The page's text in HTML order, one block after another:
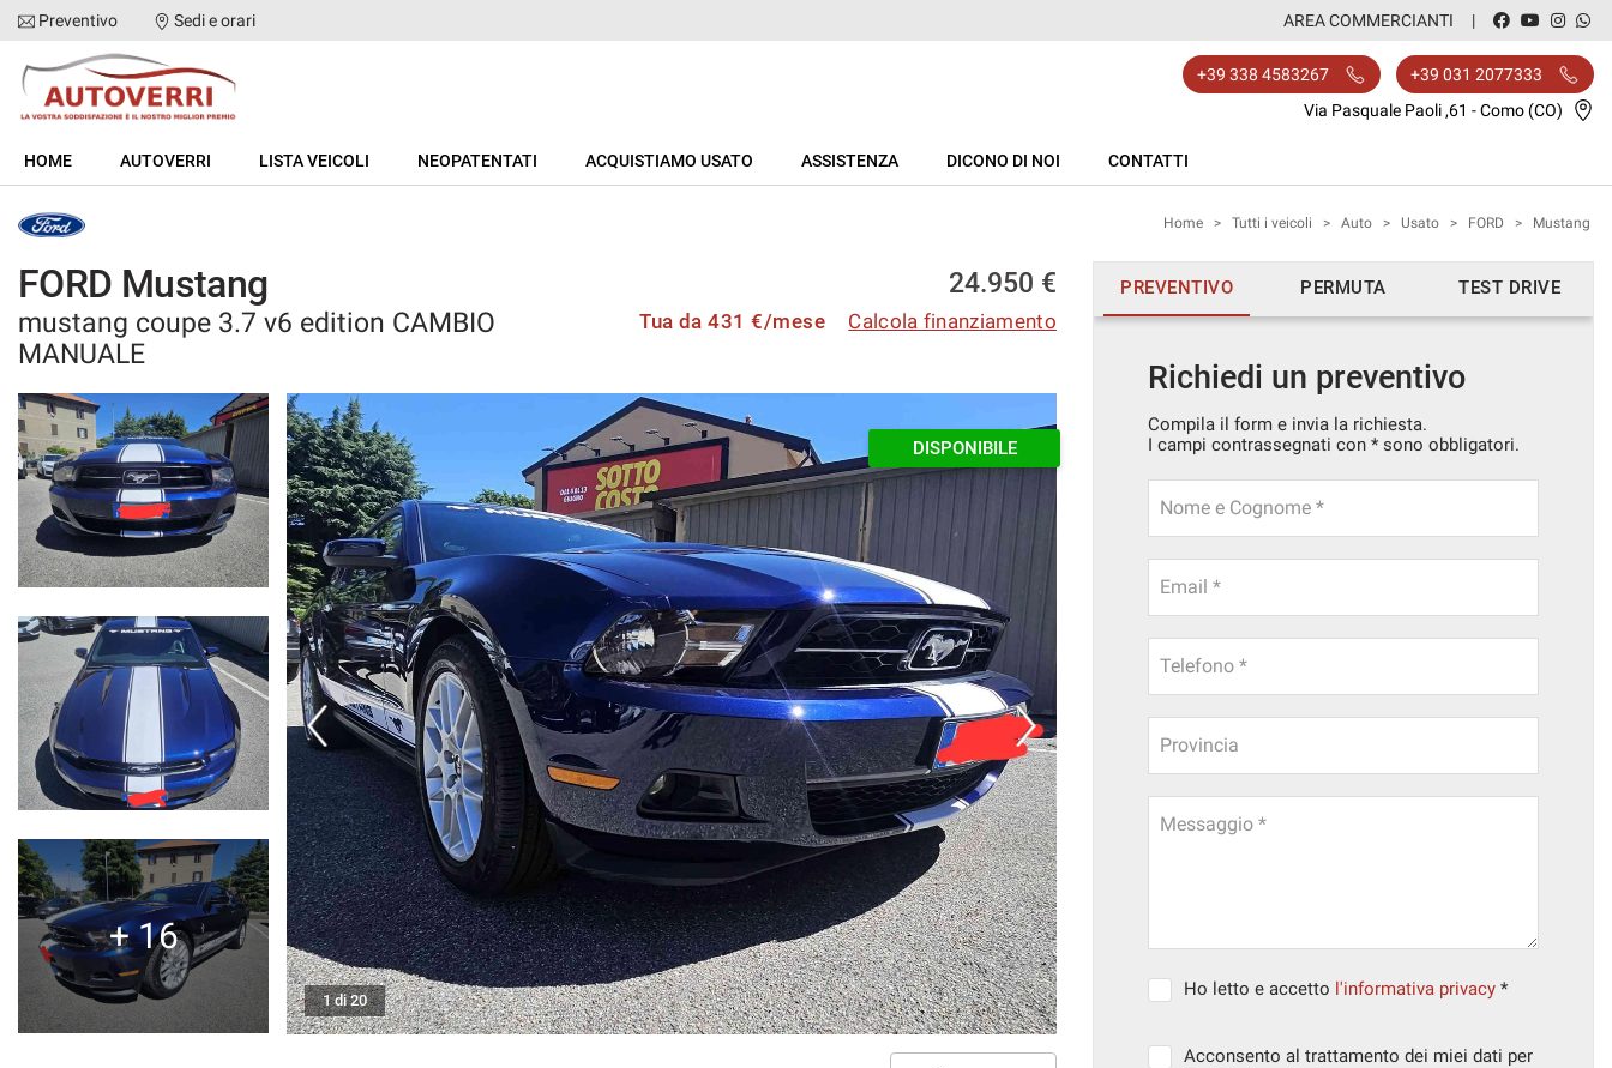
HOME
AUTOVERRI
NEOPATENTATI
ASSISTENZA
DICONO DI NOI
CONTATTI
AREA COMMERCIANTI
Preventivo Sedi e orari AREA COMMERCIANTI
+39 338 4583267
+39 031 2077333
Via Pasquale Paoli ,61 - Como (CO)
HOME AUTOVERRI LISTA VEICOLI NEOPATENTATI ACQUISTIAMO USATO ASSISTENZA DICONO DI NOI CONTATTI
Home > Tutti i veicoli > Auto > Usato > FORD > Mustang
FORD Mustang
mustang coupe 3.7 v6 edition CAMBIO
MANUALE
24.950 €
Tua da431 €/mese Calcola finanziamento
+ 16
DISPONIBILE
1 di 20
PREVENTIVO PERMUTA TEST DRIVE
Richiedi un preventivo
Compila il form e invia la richiesta.
I campi contrassegnati con * sono obbligatori.
Nome e Cognome *
Email *
Telefono *
Provincia
Messaggio *
Ho letto e accetto l'informativa privacy *
Acconsento al trattamento dei miei dati per